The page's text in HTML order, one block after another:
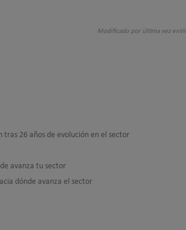
Modificado por última vez
26 años de evolución en el sector
avanza tu sector
dónde avanza el sector